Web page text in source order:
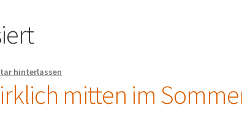
hinterlassen
mitten im